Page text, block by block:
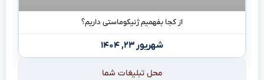
از کجا بفهمیم ژنیکوماستی داریم؟
شهریور ۲۳, ۱۴۰۴
محل تبلیغات شما